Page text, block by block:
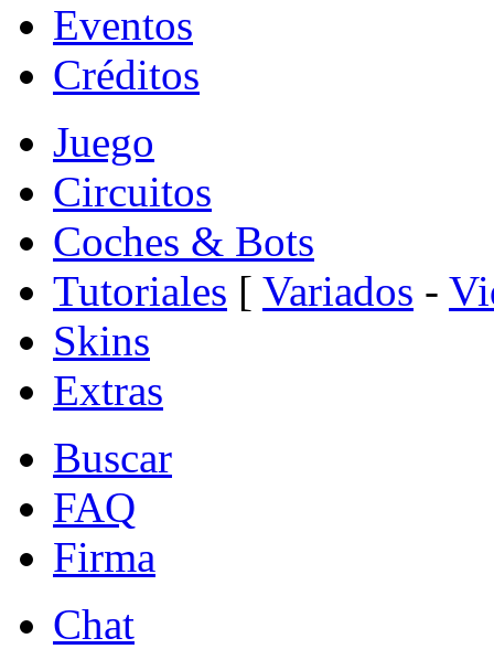
Eventos
Créditos
Juego
Circuitos
Coches & Bots
Tutoriales [ Variados -
Skins
Extras
Buscar
FAQ
Firma
Chat